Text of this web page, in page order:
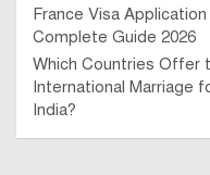
France Visa
Complete Guide 2026
Which Countries Offer
International Marriage
India?